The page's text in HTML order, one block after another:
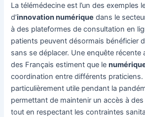
La télémédecine est l’un des exemples
d’innovation numérique dans le
à des plateformes de consultation en
patients peuvent désormais bénéficier
sans se déplacer. Une enquête récente
des Français estiment que le
coordination entre différents praticiens.
particulièrement utile pendant la
permettant de maintenir un accès à
tout en respectant les contraintes